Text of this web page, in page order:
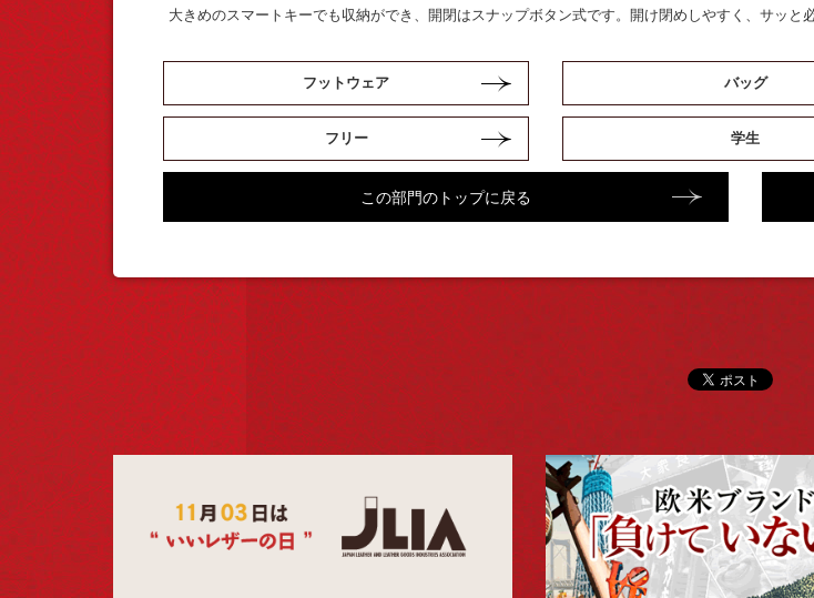
大きめのスマートキーでも収納ができ、開閉はスナップボタン式です。開け閉めしやすく、サッと
フットウェア バッグ
フリー 学生
この部門のトップに戻る